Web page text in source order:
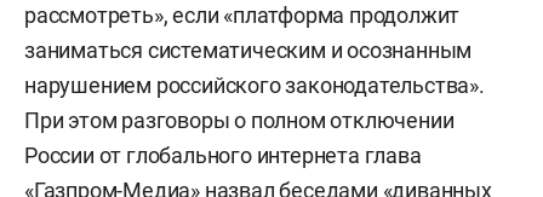
рассмотреть», если «платформа продолжит
заниматься систематическим и осознанным
нарушением российского законодательства».
При этом разговоры о полном отключении
России от глобального интернета глава
«Газпром-Медиа» назвал беседами «диванных